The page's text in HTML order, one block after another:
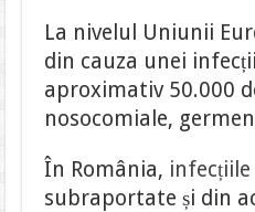
La nivelul Uniunii
din cauza unei
aproximativ 50.000
nosocomiale,
În România,
subraportate și din